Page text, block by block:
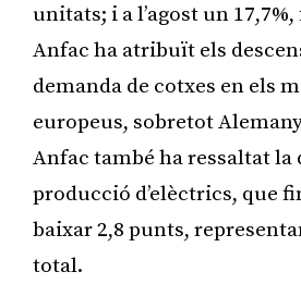
unitats; i a l’agost un 17,7%,
Anfac ha atribuït els
demanda de cotxes en els
europeus, sobretot
Anfac també ha ressaltat la
producció d’elèctrics, que
baixar 2,8 punts,
total.